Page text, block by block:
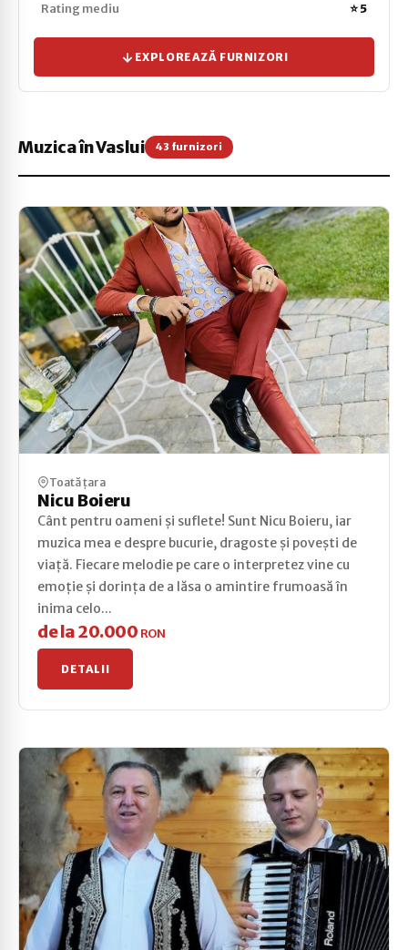
Rating mediu ⭐ 5
EXPLOREAZĂ FURNIZORI
Muzica în Vaslui 43 furnizori
Toată țara
Nicu Boieru
Cânt pentru oameni și suflete! Sunt Nicu Boieru, iar
muzica mea e despre bucurie, dragoste și povești de
viață. Fiecare melodie pe care o interpretez vine cu
emoție și dorința de a lăsa o amintire frumoasă în
inima celo...
de la 20.000 RON
DETALII